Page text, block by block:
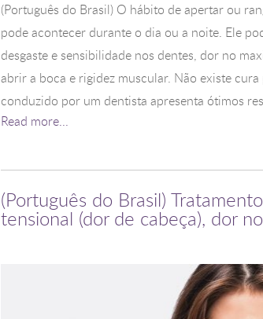
(Português do Brasil) O hábito de apertar ou
pode acontecer durante o dia ou a noite. Ele
desgaste e sensibilidade nos dentes, dor no
abrir a boca e rigidez muscular. Não existe
conduzido por um dentista apresenta ótimos
Read more...
(Português do Brasil)
tensional (dor de cabeça), dor